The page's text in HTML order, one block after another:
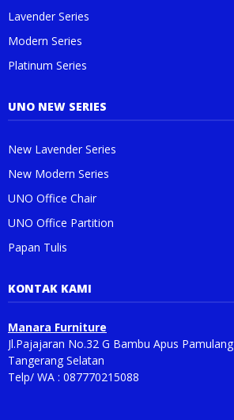
Lavender Series
Modern Series
Platinum Series
UNO NEW SERIES
New Lavender Series
New Modern Series
UNO Office Chair
UNO Office Partition
Papan Tulis
KONTAK KAMI
Manara Furniture
Jl.Pajajaran No.32 G Bambu Apus Pamulang
Tangerang Selatan
Telp/ WA : 087770215088